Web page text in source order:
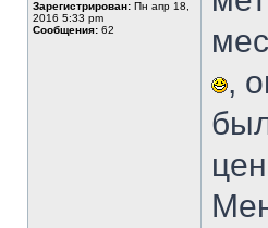
Зарегистрирован: Пн апр 18,
2016 5:33 pm
Сообщения: 62
,